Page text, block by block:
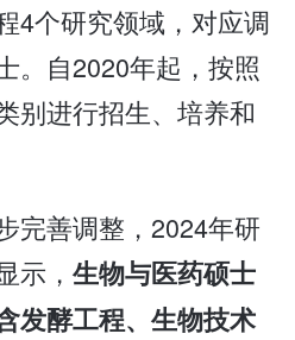
4个研究领域，对应调
。自2020年起，按照
别进行招生、培养和
完善调整，2024年研
示，生物与医药硕士
发酵工程、生物技术